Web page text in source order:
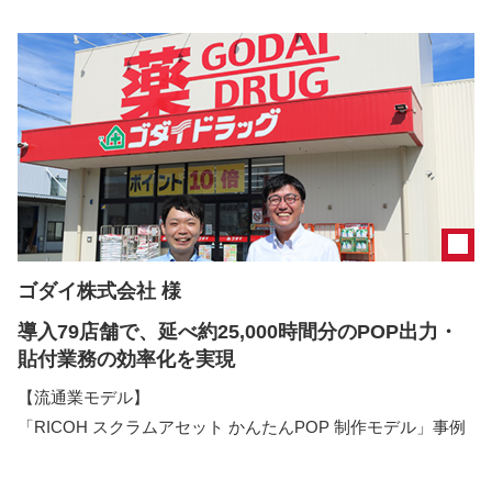
ゴダイ株式会社 様
導入79店舗で、延べ約25,000時間分のPOP出力・
貼付業務の効率化を実現
【流通業モデル】
「RICOH スクラムアセット かんたんPOP 制作モデル」事例